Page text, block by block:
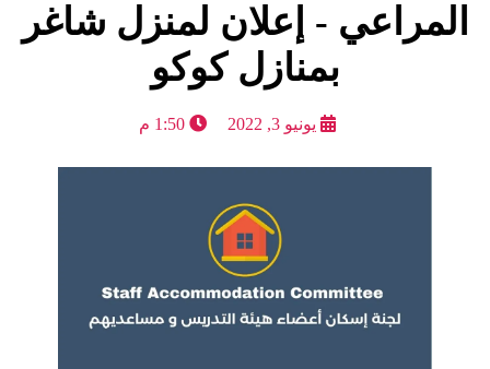
المراعي - إعلان لمنزل شاغر
بمنازل كوكو
يونيو 3, 2022 1:50 م